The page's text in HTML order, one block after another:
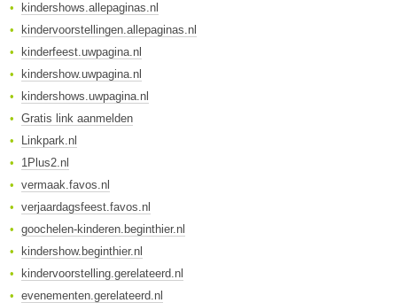
kindershows.allepaginas.nl
kindervoorstellingen.allepaginas.nl
kinderfeest.uwpagina.nl
kindershow.uwpagina.nl
kindershows.uwpagina.nl
Gratis link aanmelden
Linkpark.nl
1Plus2.nl
vermaak.favos.nl
verjaardagsfeest.favos.nl
goochelen-kinderen.beginthier.nl
kindershow.beginthier.nl
kindervoorstelling.gerelateerd.nl
evenementen.gerelateerd.nl